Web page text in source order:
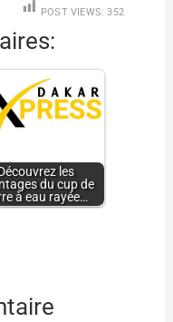
POST VIEWS: 352
les
du cup de
à eau rayée…